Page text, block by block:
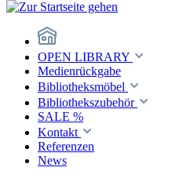
OPEN LIBRARY
Medienrückgabe
Bibliotheksmöbel
Bibliothekszubehör
SALE %
Kontakt
Referenzen
News